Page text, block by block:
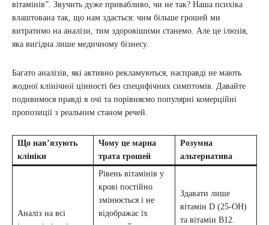
вітамінів”. Звучить дуже привабливо, чи не так? Наша психіка
влаштована так, що нам здається: чим більше грошей ми
витратимо на аналізи, тим здоровішими станемо. Але це ілюзія,
яка вигідна лише медичному бізнесу.
Багато аналізів, які активно рекламуються, насправді не мають
жодної клінічної цінності без специфічних симптомів. Давайте
подивимося правді в очі та порівняємо популярні комерційні
пропозиції з реальним станом речей.
Що нав’язують
клініки
Чому це марна
трата грошей
Розумна
альтернатива
Аналіз на всі
Рівень вітамінів у
крові постійно
змінюється і не
відображає їх
Здавати лише
вітамін D (25-OH)
та вітамін B12.